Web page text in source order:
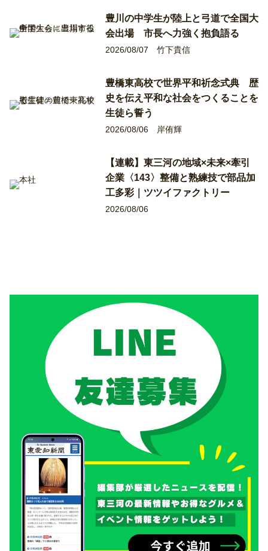
豊川の中学生が陸上と弓道で全国大
会出場 市長へ力強く抱負語る
2026/08/07 竹下貴信
豊橋東高校で世界平和祈念式典 歴
史を伝え平和な社会をつくることを
生徒ら誓う
2026/08/06 岸侑輝
【連載】東三河の地域×未来×牽引
企業〈143〉整備と熟練技で部品加
工多彩｜ツツイファクトリー
2026/08/06